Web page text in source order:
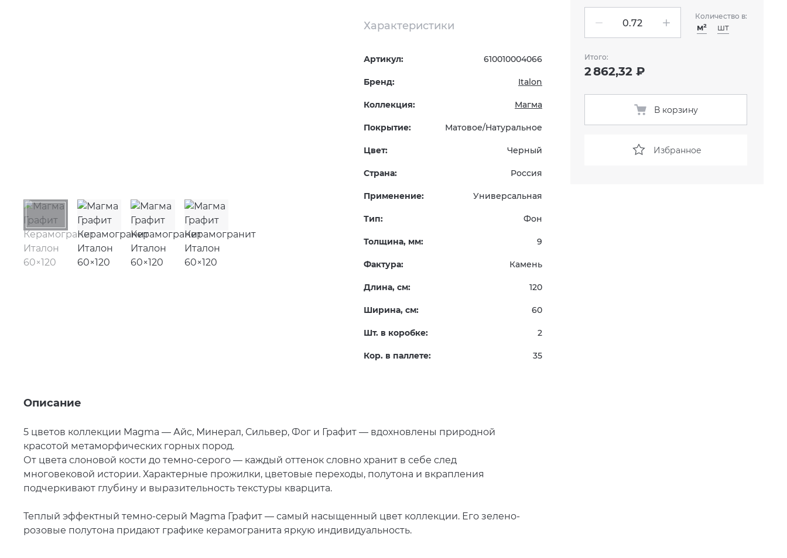
Характеристики
Артикул: 610010004066
Бренд: Italon
Коллекция: Магма
Покрытие: Матовое/Натуральное
Цвет: Черный
Страна: Россия
Применение: Универсальная
Тип: Фон
Толщина, мм: 9
Фактура: Камень
Длина, см: 120
Ширина, см: 60
Шт. в коробке: 2
Кор. в паллете: 35
Описание
5 цветов коллекции Magma — Айс, Минерал, Сильвер, Фог и Графит — вдохновлены природной
красотой метаморфических горных пород.
От цвета слоновой кости до темно-серого — каждый оттенок словно хранит в себе след
многовековой истории. Характерные прожилки, цветовые переходы, полутона и вкрапления
подчеркивают глубину и выразительность текстуры кварцита.
Теплый эффектный темно-серый Magma Графит — самый насыщенный цвет коллекции. Его зелено-
розовые полутона придают графике керамогранита яркую индивидуальность.
Количество в:
м² шт
Итого:
2 862,32 ₽
В корзину
Избранное